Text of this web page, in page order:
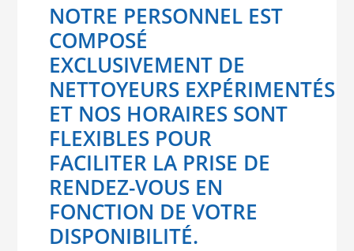
NOTRE PERSONNEL EST
COMPOSÉ
EXCLUSIVEMENT DE
NETTOYEURS EXPÉRIMENTÉS
ET NOS HORAIRES SONT
FLEXIBLES POUR
FACILITER LA PRISE DE
RENDEZ-VOUS EN
FONCTION DE VOTRE
DISPONIBILITÉ.